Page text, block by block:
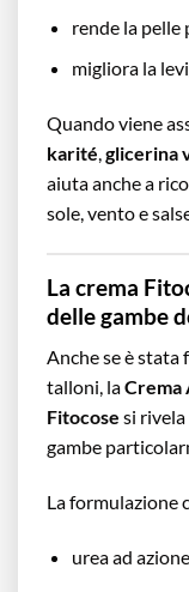
rende la pelle
migliora la
Quando viene
karité,glicerina
aiuta anche a
sole, vento e
La crema
delle gambe
Anche se è
talloni, laCrema
Fitocose si
gambe
La formulazione
urea ad